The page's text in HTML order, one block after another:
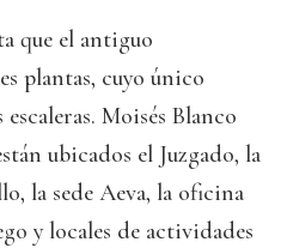
que el antiguo
plantas, cuyo único
Moisés Blanco
ubicados el Juzgado, la
la sede Aeva, la oficina
y locales de actividades